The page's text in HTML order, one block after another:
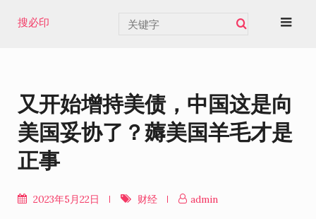
搜必印
又开始增持美债，中国这是向
美国妥协了？薅美国羊毛才是
正事
2023年5月22日 财经 admin